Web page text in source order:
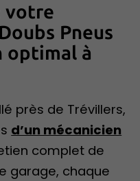
votre
Pneus
optimal à
près de Trévillers,
d’un mécanicien
complet de
garage, chaque